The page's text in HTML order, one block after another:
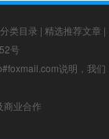
类目录 | 精选推荐文章 |
号
说明，我们
商业合作